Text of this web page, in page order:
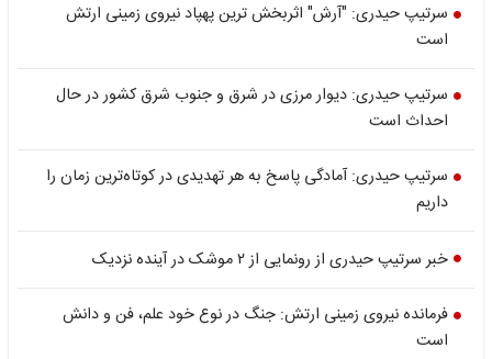
سرتیپ حیدری: "آرش" اثربخش ترین پهپاد نیروی زمینی ارتش
است
سرتیپ حیدری: دیوار مرزی در شرق و جنوب شرق کشور در حال
احداث است
سرتیپ حیدری: آمادگی پاسخ به هر تهدیدی در کوتاه‌ترین زمان را
داریم
خبر سرتیپ حیدری از رونمایی از ۲ موشک در آینده نزدیک
فرمانده نیروی زمینی ارتش: جنگ در نوع خود علم، فن و دانش
است